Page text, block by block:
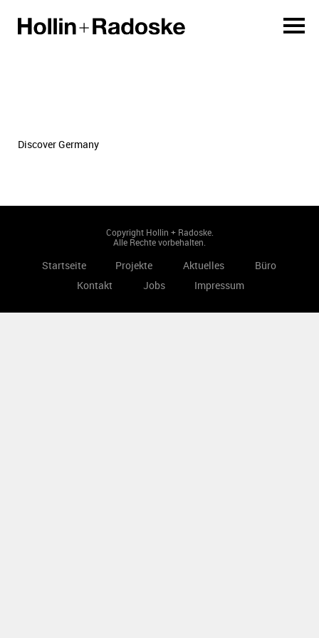
Discover Germany
Copyright Hollin + Radoske.
Alle Rechte vorbehalten.
Startseite Projekte Aktuelles
Büro
Kontakt
Jobs Impressum